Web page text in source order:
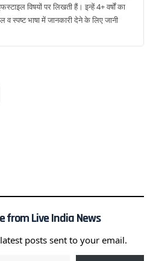
विषयों पर लिखती हैं। इन्हें 4+ वर्षों का
स्पष्ट भाषा में जानकारी देने के लिए जानी
from Live India News
posts sent to your email.